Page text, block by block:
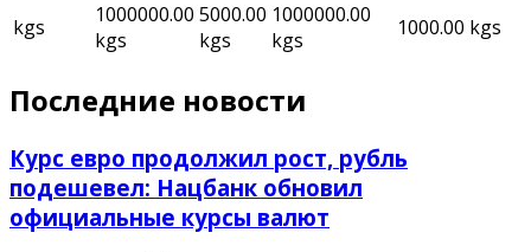
kgs
1000000.00
kgs
5000.00
kgs
1000000.00
kgs
1000.00 kgs
Последние новости
Курс евро продолжил рост, рубль
подешевел: Нацбанк обновил
официальные курсы валют